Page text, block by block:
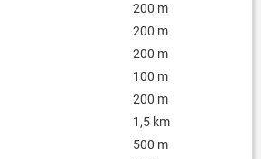
200 m
200 m
200 m
100 m
200 m
1,5 km
500 m